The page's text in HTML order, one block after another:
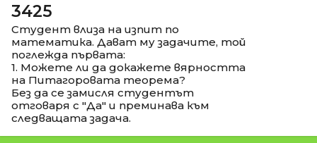
3425
Студент влиза на изпит по
математика. Дават му задачите, той
поглежда първата:
1. Можете ли да докажете вярността
на Питагоровата теорема?
Без да се замисля студентът
отговаря с "Да" и преминава към
следващата задача.